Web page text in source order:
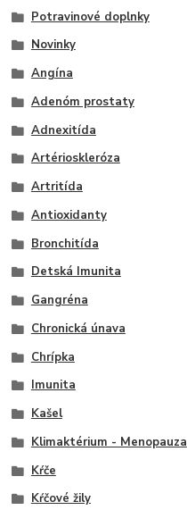
Potravinové doplnky
Novinky
Angína
Adenóm prostaty
Adnexitída
Artérioskleróza
Artritída
Antioxidanty
Bronchitída
Detská Imunita
Gangréna
Chronická únava
Chrípka
Imunita
Kašel
Klimaktérium - Menopauza
Kŕče
Kŕčové žily